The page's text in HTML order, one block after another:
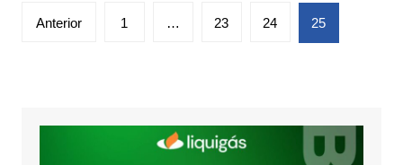
Paginação
Anterior 1 … 23 24 25